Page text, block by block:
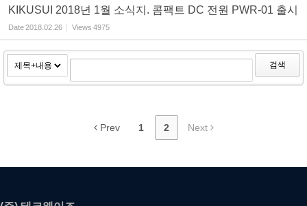
KIKUSUI 2018년 1월 소식지. 콤팩트 DC 전원 PWR-01 출시
Date2018.02.26 Views 4975
검색
Prev 1 2 Next